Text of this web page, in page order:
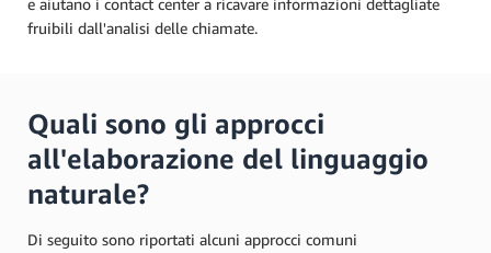
fruibili dall'analisi delle chiamate.
Quali sono gli approcci
all'elaborazione del linguaggio
naturale?
Di seguito sono riportati alcuni approcci comuni